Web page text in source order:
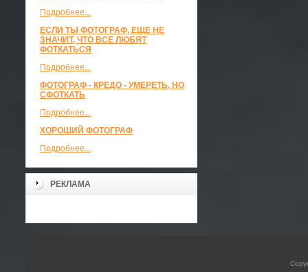
Подробнее...
ЕСЛИ ТЫ ФОТОГРАФ, ЕЩЕ НЕ
ЗНАЧИТ, ЧТО ВСЕ ЛЮБЯТ
ФОТКАТЬСЯ
Подробнее...
ФОТОГРАФ - КРЕДО - УМЕРЕТЬ, НО
СФОТКАТЬ
Подробнее...
ХОРОШИЙ ФОТОГРАФ
Подробнее...
РЕКЛАМА